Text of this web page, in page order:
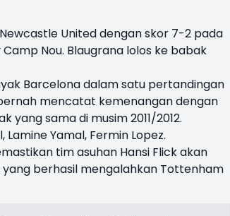
Newcastle Uniteddengan skor 7-2 pada
Camp Nou. Blaugrana lolos ke babak
Barcelona dalam satu pertandingan
mencatat kemenangan dengan
sama di musim 2011/2012.
Yamal, Fermin Lopez.
tim asuhan Hansi Flick akan
berhasil mengalahkan Tottenham